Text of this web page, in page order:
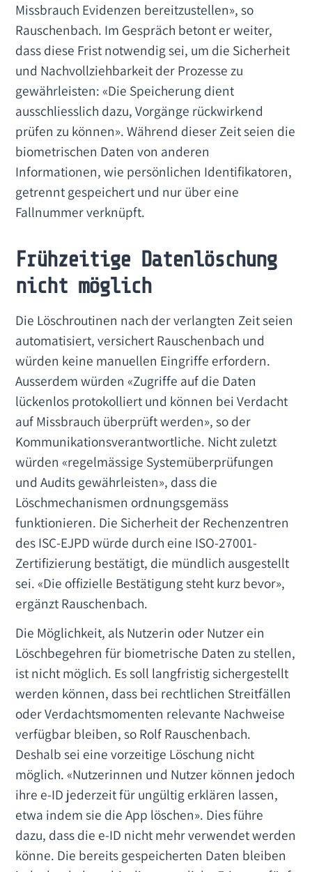
Missbrauch Evidenzen bereitzustellen», so
Rauschenbach. Im Gespräch betont er weiter,
dass diese Frist notwendig sei, um die Sicherheit
und Nachvollziehbarkeit der Prozesse zu
gewährleisten: «Die Speicherung dient
ausschliesslich dazu, Vorgänge rückwirkend
prüfen zu können». Während dieser Zeit seien die
biometrischen Daten von anderen
Informationen, wie persönlichen Identifikatoren,
getrennt gespeichert und nur über eine
Fallnummer verknüpft.
Frühzeitige Datenlöschung
nicht möglich
Die Löschroutinen nach der verlangten Zeit seien
automatisiert, versichert Rauschenbach und
würden keine manuellen Eingriffe erfordern.
Ausserdem würden «Zugriffe auf die Daten
lückenlos protokolliert und können bei Verdacht
auf Missbrauch überprüft werden», so der
Kommunikationsverantwortliche. Nicht zuletzt
würden «regelmässige Systemüberprüfungen
und Audits gewährleisten», dass die
Löschmechanismen ordnungsgemäss
funktionieren. Die Sicherheit der Rechenzentren
des ISC-EJPD würde durch eine ISO-27001-
Zertifizierung bestätigt, die mündlich ausgestellt
sei. «Die offizielle Bestätigung steht kurz bevor»,
ergänzt Rauschenbach.
Die Möglichkeit, als Nutzerin oder Nutzer ein
Löschbegehren für biometrische Daten zu stellen,
ist nicht möglich. Es soll langfristig sichergestellt
werden können, dass bei rechtlichen Streitfällen
oder Verdachtsmomenten relevante Nachweise
verfügbar bleiben, so Rolf Rauschenbach.
Deshalb sei eine vorzeitige Löschung nicht
möglich. «Nutzerinnen und Nutzer können jedoch
ihre e-ID jederzeit für ungültig erklären lassen,
etwa indem sie die App löschen». Dies führe
dazu, dass die e-ID nicht mehr verwendet werden
könne. Die bereits gespeicherten Daten bleiben